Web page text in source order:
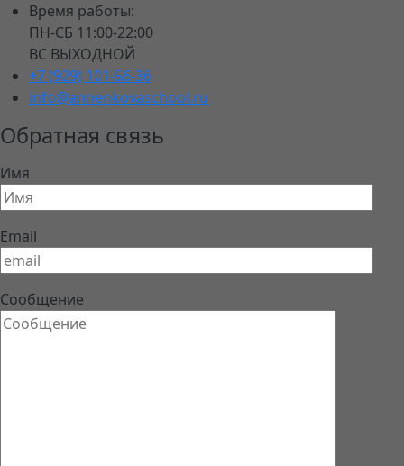
Время работы:
ПН-СБ 11:00-22:00
ВС ВЫХОДНОЙ
+7 (929) 101-56-36
info@annenkovaschool.ru
Обратная связь
Имя
Email
Сообщение